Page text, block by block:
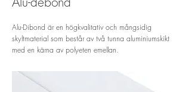
Alu-Dibond är en högkvalitativ och mångsidig
skyltmaterial som består av två tunna aluminiumskikt
med en kärna av polyeten emellan.